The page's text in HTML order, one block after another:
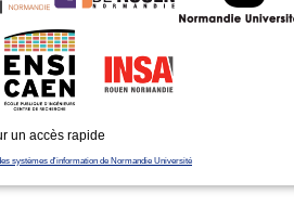
un accès rapide
systèmes d'information de Normandie Université